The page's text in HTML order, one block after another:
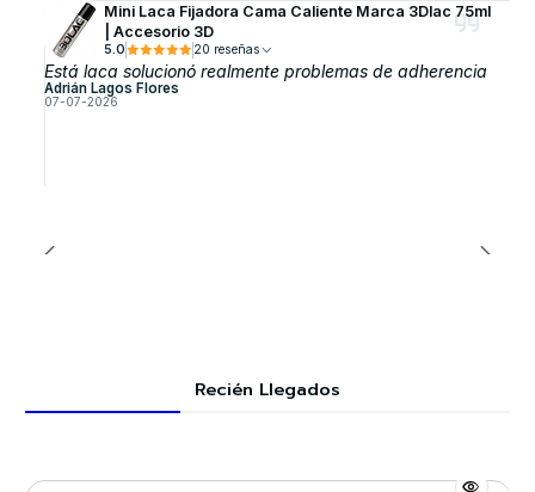
Mini Laca Fijadora Cama Caliente Marca 3Dlac 75ml
| Accesorio 3D
5.0 20 reseñas
Está laca solucionó realmente problemas de adherencia
Adrián Lagos Flores
07-07-2026
Recién Llegados